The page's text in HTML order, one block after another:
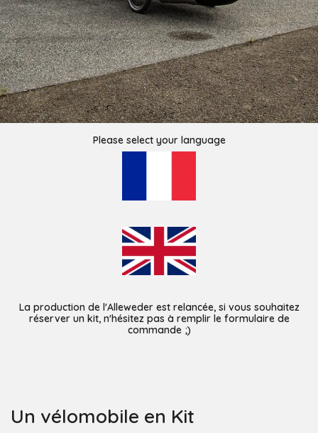
Please select your language
La production de l'Alleweder est relancée, si vous souhaitez
réserver un kit, n'hésitez pas à remplir le formulaire de
commande ;)
Un vélomobile en Kit